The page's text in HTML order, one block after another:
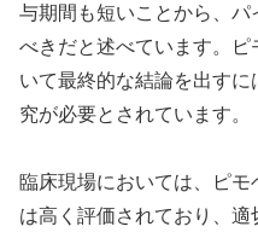
与期間も短いことから、
べきだと述べています。
いて最終的な結論を出す
究が必要とされています。
臨床現場においては、ピ
は高く評価されており、